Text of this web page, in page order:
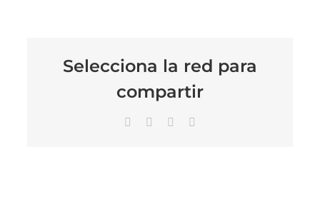
Selecciona la red para
compartir
Facebook LinkedIn